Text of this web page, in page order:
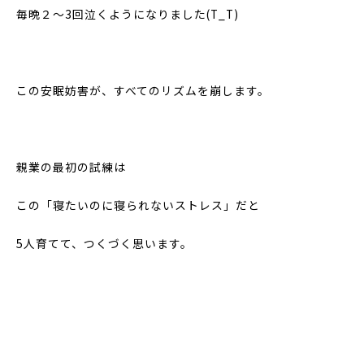
毎晩２～3回泣くようになりました(T_T)
この安眠妨害が、すべてのリズムを崩します。
親業の最初の試練は
この「寝たいのに寝られないストレス」だと
5人育てて、つくづく思います。